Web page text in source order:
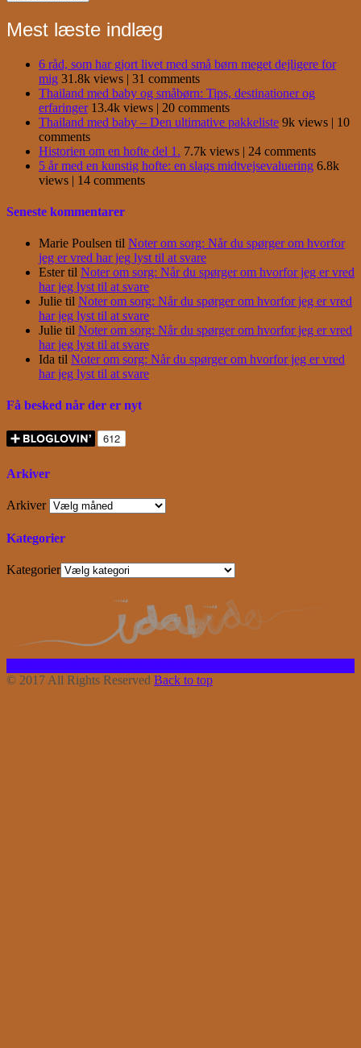
Mest læste indlæg
6 råd, som har gjort livet med små børn meget dejligere for
mig 31.8k views | 31 comments
Thailand med baby og småbørn: Tips, destinationer og
erfaringer 13.4k views | 20 comments
Thailand med baby – Den ultimative pakkeliste 9k views | 10
comments
Historien om en hofte del 1. 7.7k views | 24 comments
5 år med en kunstig hofte: en slags midtvejsevaluering 6.8k
views | 14 comments
Seneste kommentarer
Marie Poulsen til Noter om sorg: Når du spørger om hvorfor
jeg er vred har jeg lyst til at svare
Estertil Noter om sorg: Når du spørger om hvorfor jeg er vred
har jeg lyst til at svare
Julie til Noter om sorg: Når du spørger om hvorfor jeg er vred
har jeg lyst til at svare
Julie til Noter om sorg: Når du spørger om hvorfor jeg er vred
har jeg lyst til at svare
Ida til Noter om sorg: Når du spørger om hvorfor jeg er vred
har jeg lyst til at svare
Få besked når der er nyt
Arkiver
Arkiver
Kategorier
Kategorier
© 2017 All Rights Reserved Back to top